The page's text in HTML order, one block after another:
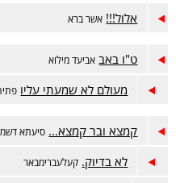
אלול!!! אשר ברא
ט"ו באב אביעד מילוא
מעולם לא שמעתי עליו
קמצא ובר קמצא... סיעתא
לא בדיוק. קעלעברימבאר